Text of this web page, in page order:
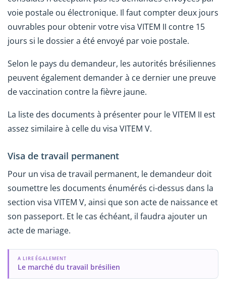
voie postale ou électronique. Il faut compter deux jours
ouvrables pour obtenir votre visa VITEM II contre 15
jours si le dossier a été envoyé par voie postale.
Selon le pays du demandeur, les autorités brésiliennes
peuvent également demander à ce dernier une preuve
de vaccination contre la fièvre jaune.
La liste des documents à présenter pour le VITEM II est
assez similaire à celle du visa VITEM V.
Visa de travail permanent
Pour un visa de travail permanent, le demandeur doit
soumettre les documents énumérés ci-dessus dans la
section visa VITEM V, ainsi que son acte de naissance et
son passeport. Et le cas échéant, il faudra ajouter un
acte de mariage.
A LIRE ÉGALEMENT
Le marché du travail brésilien